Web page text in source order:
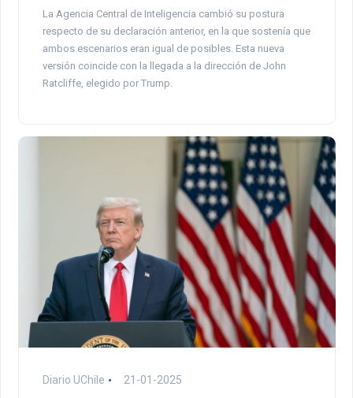
La Agencia Central de Inteligencia cambió su postura
respecto de su declaración anterior, en la que sostenía que
ambos escenarios eran igual de posibles. Esta nueva
versión coincide con la llegada a la dirección de John
Ratcliffe, elegido por Trump.
Diario UChile 21-01-2025